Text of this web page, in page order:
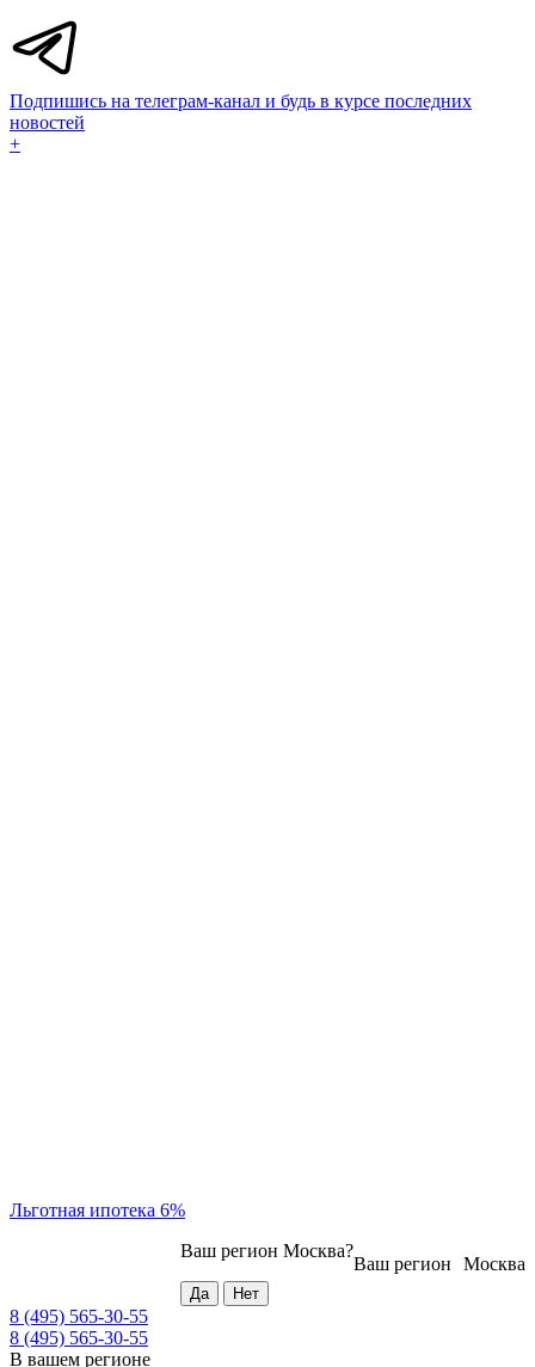
Подпишись на телеграм-канал и будь в курсе последних
новостей
+
Льготная ипотека 6%
Москва
Ваш регион
Ваш регион Москва?
8 (495) 565-30-55
8 (495) 565-30-55
В вашем регионе